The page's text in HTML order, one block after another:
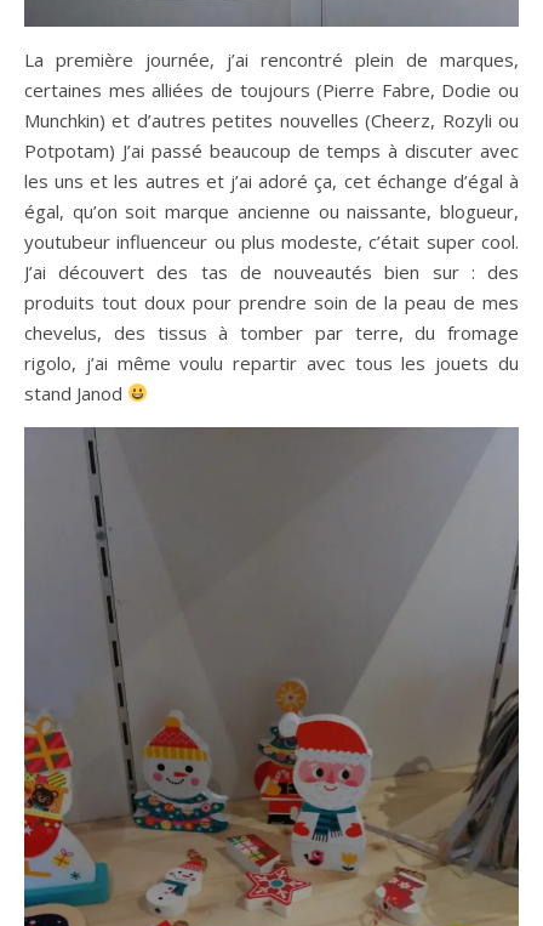
La première journée, j’ai rencontré plein de marques,
certaines mes alliées de toujours (Pierre Fabre, Dodie ou
Munchkin) et d’autres petites nouvelles (Cheerz, Rozyli ou
Potpotam) J’ai passé beaucoup de temps à discuter avec
les uns et les autres et j’ai adoré ça, cet échange d’égal à
égal, qu’on soit marque ancienne ou naissante, blogueur,
youtubeur influenceur ou plus modeste, c’était super cool.
J’ai découvert des tas de nouveautés bien sur : des
produits tout doux pour prendre soin de la peau de mes
chevelus, des tissus à tomber par terre, du fromage
rigolo, j’ai même voulu repartir avec tous les jouets du
stand Janod